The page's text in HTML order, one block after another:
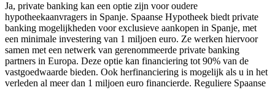
Ja, private banking kan een optie zijn voor oudere
hypotheekaanvragers in Spanje. Spaanse Hypotheek biedt private
banking mogelijkheden voor exclusieve aankopen in Spanje, met
een minimale investering van 1 miljoen euro. Ze werken hiervoor
samen met een netwerk van gerenommeerde private banking
partners in Europa. Deze optie kan financiering tot 90% van de
vastgoedwaarde bieden. Ook herfinanciering is mogelijk als u in het
verleden al meer dan 1 miljoen euro financierde. Reguliere Spaanse